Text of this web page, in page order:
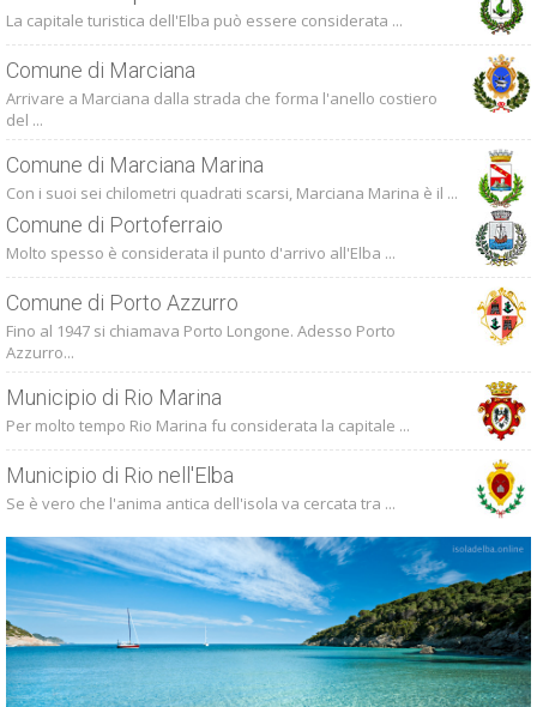
La capitale turistica dell'Elba può essere considerata ...
Comune di Marciana
Arrivare a Marciana dalla strada che forma l'anello costiero
del ...
Comune di Marciana Marina
Con i suoi sei chilometri quadrati scarsi, Marciana Marina è il ...
Comune di Portoferraio
Molto spesso è considerata il punto d'arrivo all'Elba ...
Comune di Porto Azzurro
Fino al 1947 si chiamava Porto Longone. Adesso Porto
Azzurro...
Municipio di Rio Marina
Per molto tempo Rio Marina fu considerata la capitale ...
Municipio di Rio nell'Elba
Se è vero che l'anima antica dell'isola va cercata tra ...